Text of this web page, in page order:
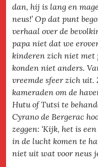
dan, hij is lang en
neus!’ Op dat punt
verhaal over de
papa niet dat we
kinderen zich niet met
konden niet anders.
vreemde sfeer zich uit.
kameraden om de
Hutu of Tutsi te
Cyrano de Bergerac
zeggen: ‘Kijk, het is
in de lucht komen te
niet uit wat voor neus